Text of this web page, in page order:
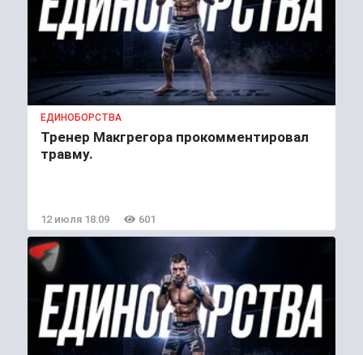
ЕДИНОБОРСТВА
Тренер Макгрегора прокомментировал
травму.
12 июля 18:09 601